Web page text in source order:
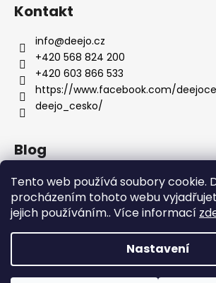
Tento web používá soubory cookie.
procházením tohoto webu
jejich používáním.. Více informací
Nastavení
Kontakt
info@deejo.cz
+420 568 824 200
+420 603 866 533
https://www.facebook.com/
deejo_cesko/
Blog
Anatomie nožů Deejo
Dárky pro ženy
Servis nožů DEEJO